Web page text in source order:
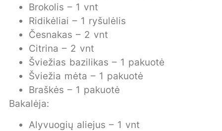
Brokolis – 1 vnt
Ridikėliai – 1 ryšulėlis
Česnakas – 2 vnt
Citrina – 2 vnt
Šviežias bazilikas – 1 pakuotė
Šviežia mėta – 1 pakuotė
Braškės – 1 pakuotė
Bakalėja:
Alyvuogių aliejus – 1 vnt